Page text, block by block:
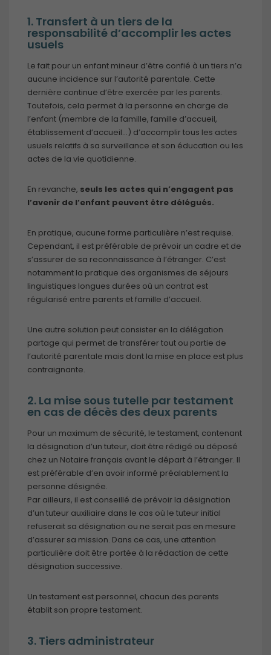
1. Transfert à un tiers de la
responsabilité d’accomplir les actes
usuels
Le fait pour un enfant mineur d’être confié à un tiers n’a
aucune incidence sur l’autorité parentale. Cette
dernière continue d’être exercée par les parents.
Toutefois, cela permet à la personne en charge de
l’enfant (membre de la famille, famille d’accueil,
établissement d’accueil…) d’accomplir tous les actes
usuels relatifs à sa surveillance et son éducation ou les
actes de la vie quotidienne.
En revanche, seuls les actes qui n’engagent pas
l’avenir de l’enfant peuvent être délégués.
En pratique, aucune forme particulière n’est requise.
Cependant, il est préférable de prévoir un cadre et de
s’assurer de sa reconnaissance à l’étranger. C’est
notamment la pratique des organismes de séjours
linguistiques longues durées où un contrat est
régularisé entre parents et famille d’accueil.
Une autre solution peut consister en la délégation
partage qui permet de transférer tout ou partie de
l’autorité parentale mais dont la mise en place est plus
contraignante.
2. La mise sous tutelle par testament
en cas de décès des deux parents
Pour un maximum de sécurité, le testament, contenant
la désignation d’un tuteur, doit être rédigé ou déposé
chez un Notaire français avant le départ à l’étranger. Il
est préférable d’en avoir informé préalablement la
personne désignée.
Par ailleurs, il est conseillé de prévoir la désignation
d’un tuteur auxiliaire dans le cas où le tuteur initial
refuserait sa désignation ou ne serait pas en mesure
d’assurer sa mission. Dans ce cas, une attention
particulière doit être portée à la rédaction de cette
désignation successive.
Un testament est personnel, chacun des parents
établit son propre testament.
3. Tiers administrateur